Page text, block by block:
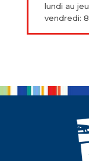
lundi au
vendredi: